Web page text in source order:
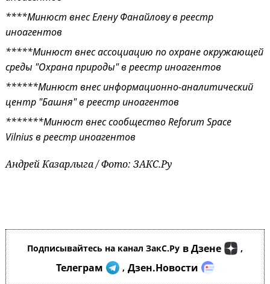
****Минюст внес Елену Фанайлову в реестр
иноагентов
*****Минюст внесассоциацию по охране окружающей
среды "Охрана природы"в реестр иноагентов
******Минюст внесинформационно-аналитический
центр "Башня"в реестр иноагентов
*******Минюст внессообщество Reforum Space
Vilniusв реестр иноагентов
Андрей Казарлыга / Фото: ЗАКС.Ру
Подписывайтесь на канал ЗакС.Ру в Дзене ,
Телеграм , Дзен.Новости